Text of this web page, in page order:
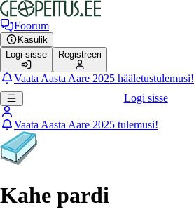
Foorum
Kasulik
Logi sisse
Registreeri
Vaata Aasta Aare 2025 hääletustulemusi!
Logi sisse
Vaata Aasta Aare 2025 tulemusi!
Kahe pardi